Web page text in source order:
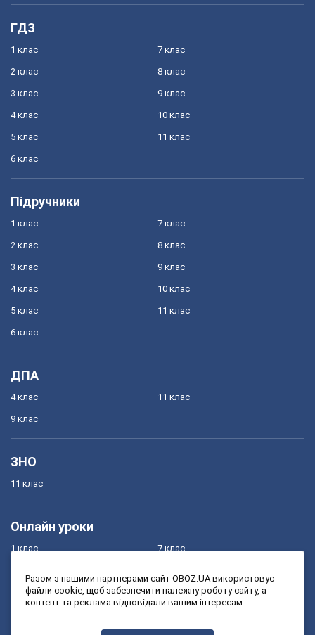
ГДЗ
1 клас
2 клас
3 клас
4 клас
5 клас
6 клас
7 клас
8 клас
9 клас
10 клас
11 клас
Підручники
1 клас
2 клас
3 клас
4 клас
5 клас
6 клас
7 клас
8 клас
9 клас
10 клас
11 клас
ДПА
4 клас
9 клас
11 клас
ЗНО
11 клас
Онлайн уроки
1 клас
3 клас
7 клас
9 клас
Разом з нашими партнерами сайт OBOZ.UA використовує
файли cookie, щоб забезпечити належну роботу сайту, а
контент та реклама відповідали вашим інтересам.